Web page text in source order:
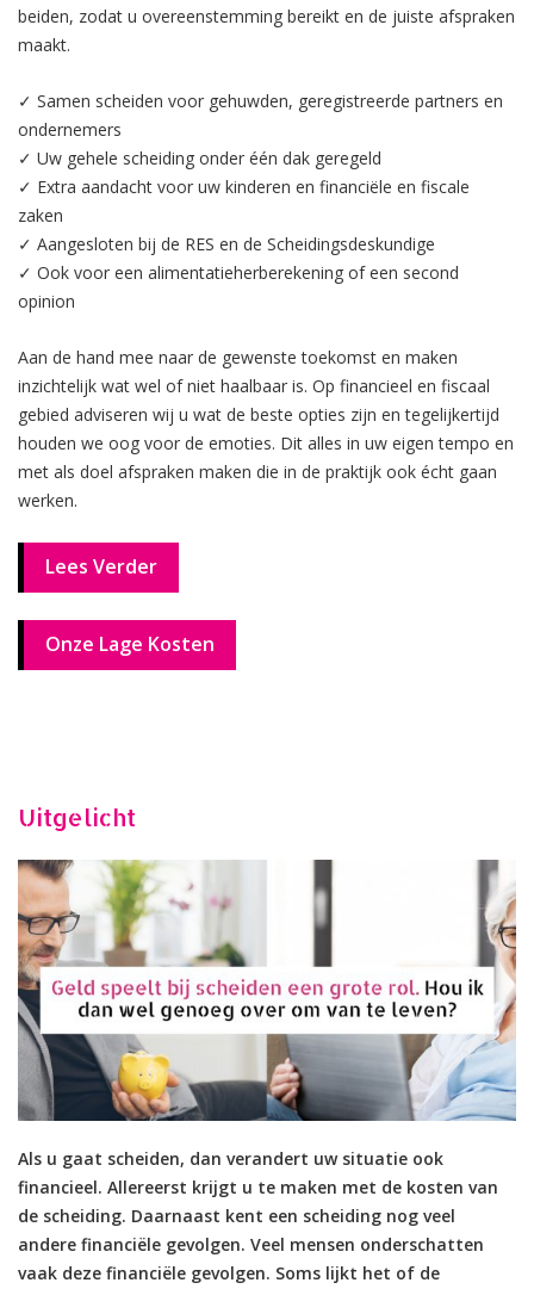
beiden, zodat u overeenstemming bereikt en de juiste afspraken
maakt.
✓ Samen scheiden voor gehuwden, geregistreerde partners en
ondernemers
✓ Uw gehele scheiding onder één dak geregeld
✓ Extra aandacht voor uw kinderen en financiële en fiscale
zaken
✓ Aangesloten bij de RES en de Scheidingsdeskundige
✓ Ook voor een alimentatieherberekening of een second
opinion
Aan de hand mee naar de gewenste toekomst en maken
inzichtelijk wat wel of niet haalbaar is. Op financieel en fiscaal
gebied adviseren wij u wat de beste opties zijn en tegelijkertijd
houden we oog voor de emoties. Dit alles in uw eigen tempo en
met als doel afspraken maken die in de praktijk ook écht gaan
werken.
Lees Verder
Onze Lage Kosten
Uitgelicht
Als u gaat scheiden, dan verandert uw situatie ook
financieel. Allereerst krijgt u te maken met de kosten van
de scheiding. Daarnaast kent een scheiding nog veel
andere financiële gevolgen. Veel mensen onderschatten
vaak deze financiële gevolgen. Soms lijkt het of de